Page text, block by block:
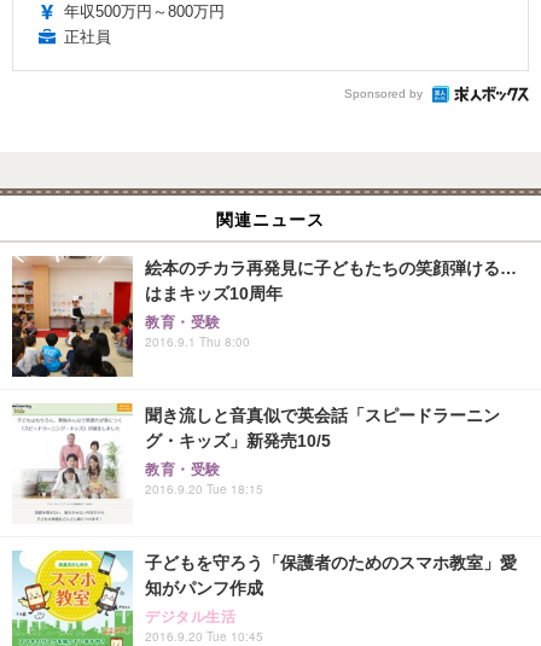
年収500万円～800万円
正社員
Sponsored by
関連ニュース
絵本のチカラ再発見に子どもたちの笑顔弾ける…
はまキッズ10周年
教育・受験
2016.9.1 Thu 8:00
聞き流しと音真似で英会話「スピードラーニン
グ・キッズ」新発売10/5
教育・受験
2016.9.20 Tue 18:15
子どもを守ろう「保護者のためのスマホ教室」愛
知がパンフ作成
デジタル生活
2016.9.20 Tue 10:45